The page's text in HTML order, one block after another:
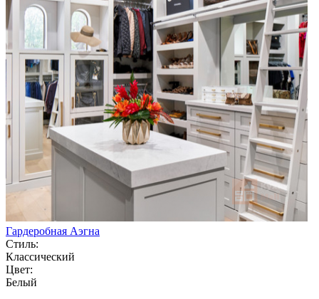
Гардеробная Аэгна
Стиль:
Классический
Цвет:
Белый